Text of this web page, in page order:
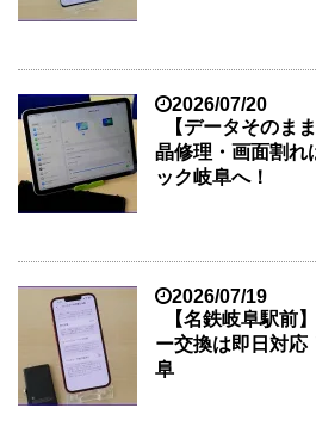
2026/07/20
【データそのま
晶修理・画面割れ
ック岐阜へ！
2026/07/19
【名鉄岐阜駅前
ー交換は即日対応
阜